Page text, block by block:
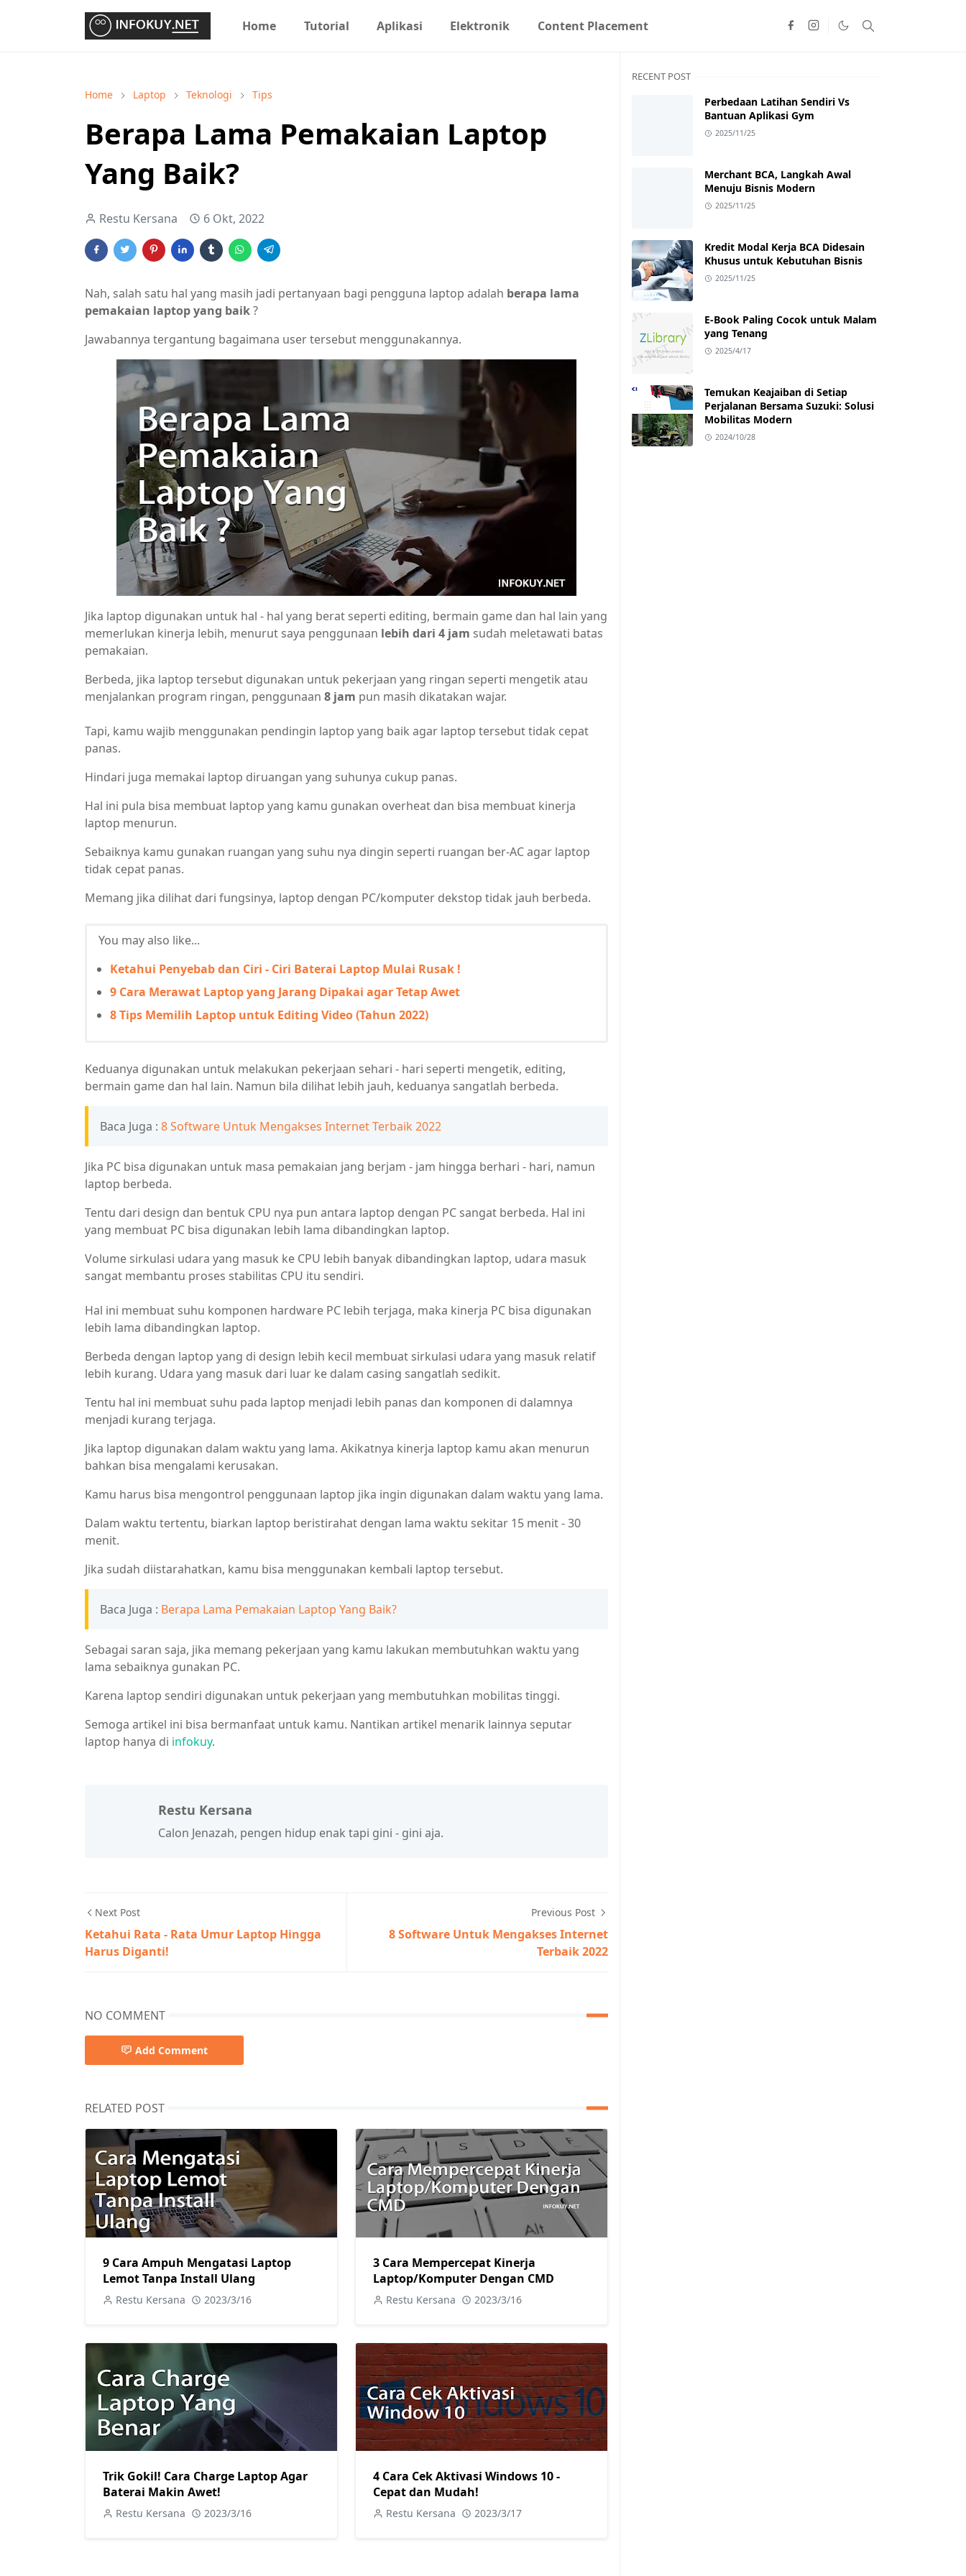
Home Tutorial Aplikasi Elektronik Content Placement
Home Laptop Teknologi Tips
Berapa Lama Pemakaian Laptop
Yang Baik?
Restu Kersana 6 Okt, 2022
Nah, salah satu hal yang masih jadi pertanyaan bagi pengguna laptop adalah berapa lama
pemakaian laptop yang baik?
Jawabannya tergantung bagaimana user tersebut menggunakannya.
Jika laptop digunakan untuk hal - hal yang berat seperti editing, bermain game dan hal lain yang
memerlukan kinerja lebih, menurut saya penggunaan lebih dari 4 jam sudah meletawati batas
pemakaian.
Berbeda, jika laptop tersebut digunakan untuk pekerjaan yang ringan seperti mengetik atau
menjalankan program ringan, penggunaan 8 jam pun masih dikatakan wajar.
Tapi, kamu wajib menggunakan pendingin laptop yang baik agar laptop tersebut tidak cepat
panas.
Hindari juga memakai laptop diruangan yang suhunya cukup panas.
Hal ini pula bisa membuat laptop yang kamu gunakan overheat dan bisa membuat kinerja
laptop menurun.
Sebaiknya kamu gunakan ruangan yang suhu nya dingin seperti ruangan ber-AC agar laptop
tidak cepat panas.
Memang jika dilihat dari fungsinya, laptop dengan PC/komputer dekstop tidak jauh berbeda.
You may also like...
Ketahui Penyebab dan Ciri - Ciri Baterai Laptop Mulai Rusak !
9 Cara Merawat Laptop yang Jarang Dipakai agar Tetap Awet
8 Tips Memilih Laptop untuk Editing Video (Tahun 2022)
Keduanya digunakan untuk melakukan pekerjaan sehari - hari seperti mengetik, editing,
bermain game dan hal lain. Namun bila dilihat lebih jauh, keduanya sangatlah berbeda.
Baca Juga : 8 Software Untuk Mengakses Internet Terbaik 2022
Jika PC bisa digunakan untuk masa pemakaian jang berjam - jam hingga berhari - hari, namun
laptop berbeda.
Tentu dari design dan bentuk CPU nya pun antara laptop dengan PC sangat berbeda. Hal ini
yang membuat PC bisa digunakan lebih lama dibandingkan laptop.
Volume sirkulasi udara yang masuk ke CPU lebih banyak dibandingkan laptop, udara masuk
sangat membantu proses stabilitas CPU itu sendiri.
Hal ini membuat suhu komponen hardware PC lebih terjaga, maka kinerja PC bisa digunakan
lebih lama dibandingkan laptop.
Berbeda dengan laptop yang di design lebih kecil membuat sirkulasi udara yang masuk relatif
lebih kurang. Udara yang masuk dari luar ke dalam casing sangatlah sedikit.
Tentu hal ini membuat suhu pada laptop menjadi lebih panas dan komponen di dalamnya
menjadi kurang terjaga.
Jika laptop digunakan dalam waktu yang lama. Akikatnya kinerja laptop kamu akan menurun
bahkan bisa mengalami kerusakan.
Kamu harus bisa mengontrol penggunaan laptop jika ingin digunakan dalam waktu yang lama.
Dalam waktu tertentu, biarkan laptop beristirahat dengan lama waktu sekitar 15 menit - 30
menit.
Jika sudah diistarahatkan, kamu bisa menggunakan kembali laptop tersebut.
Baca Juga : Berapa Lama Pemakaian Laptop Yang Baik?
Sebagai saran saja, jika memang pekerjaan yang kamu lakukan membutuhkan waktu yang
lama sebaiknya gunakan PC.
Karena laptop sendiri digunakan untuk pekerjaan yang membutuhkan mobilitas tinggi.
Semoga artikel ini bisa bermanfaat untuk kamu. Nantikan artikel menarik lainnya seputar
laptop hanya di infokuy.
Restu Kersana
Calon Jenazah, pengen hidup enak tapi gini - gini aja.
Next Post
Ketahui Rata - Rata Umur Laptop Hingga
Harus Diganti!
Previous Post
8 Software Untuk Mengakses Internet
Terbaik 2022
NO COMMENT
Add Comment
RELATED POST
9 Cara Ampuh Mengatasi Laptop
Lemot Tanpa Install Ulang
Restu Kersana 2023/3/16
3 Cara Mempercepat Kinerja
Laptop/Komputer Dengan CMD
Restu Kersana 2023/3/16
Trik Gokil! Cara Charge Laptop Agar
Baterai Makin Awet!
Restu Kersana 2023/3/16
4 Cara Cek Aktivasi Windows 10 -
Cepat dan Mudah!
Restu Kersana 2023/3/17
RECENT POST
Perbedaan Latihan Sendiri Vs
Bantuan Aplikasi Gym
2025/11/25
Merchant BCA, Langkah Awal
Menuju Bisnis Modern
2025/11/25
Kredit Modal Kerja BCA Didesain
Khusus untuk Kebutuhan Bisnis
2025/11/25
E-Book Paling Cocok untuk Malam
yang Tenang
2025/4/17
Temukan Keajaiban di Setiap
Perjalanan Bersama Suzuki: Solusi
Mobilitas Modern
2024/10/28